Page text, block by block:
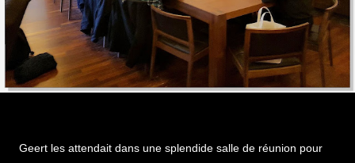
Geert les attendait dans une splendide salle de réunion pour